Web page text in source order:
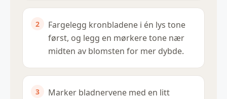
Fargelegg kronbladene i én lys tone
først, og legg en mørkere tone nær
midten av blomsten for mer dybde.
Marker bladnervene med en litt